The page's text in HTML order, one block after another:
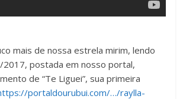
mais de nossa estrela mirim, lendo
2017, postada em nosso portal,
de “Te Liguei”, sua primeira
portaldourubui.com/…/raylla-